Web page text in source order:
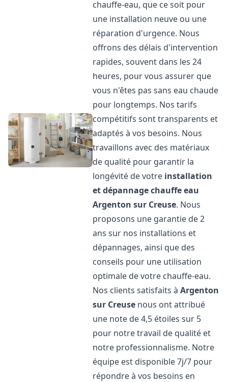
chauffe-eau, que ce soit pour
une installation neuve ou une
réparation d'urgence. Nous
offrons des délais d'intervention
rapides, souvent dans les 24
heures, pour vous assurer que
vous n'êtes pas sans eau chaude
pour longtemps. Nos tarifs
compétitifs sont transparents et
adaptés à vos besoins. Nous
travaillons avec des matériaux
de qualité pour garantir la
longévité de votre installation
et dépannage chauffe eau
Argenton sur Creuse. Nous
proposons une garantie de 2
ans sur nos installations et
dépannages, ainsi que des
conseils pour une utilisation
optimale de votre chauffe-eau.
Nos clients satisfaits àArgenton
sur Creuse nous ont attribué
une note de 4,5 étoiles sur 5
pour notre travail de qualité et
notre professionnalisme. Notre
équipe est disponible 7j/7 pour
répondre à vos besoins en